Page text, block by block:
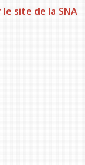
site de la SNA